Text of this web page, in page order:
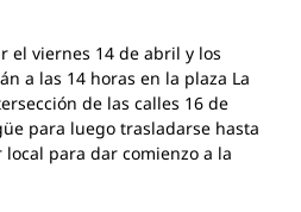
el viernes 14 de abril y los
a las 14 horas en la plaza La
de las calles 16 de
para luego trasladarse hasta
para dar comienzo a la